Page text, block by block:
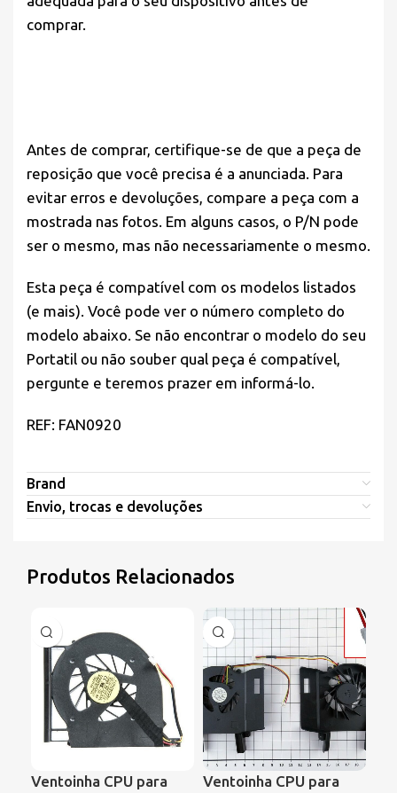
comprar.
Antes de comprar, certifique-se de que a peça de
reposição que você precisa é a anunciada. Para
evitar erros e devoluções, compare a peça com a
mostrada nas fotos. Em alguns casos, o P/N pode
ser o mesmo, mas não necessariamente o mesmo.
Esta peça é compatível com os modelos listados
(e mais). Você pode ver o número completo do
modelo abaixo. Se não encontrar o modelo do seu
Portatil ou não souber qual peça é compatível,
pergunte e teremos prazer em informá-lo.
REF: FAN0920
Brand
Envio, trocas e devoluções
Produtos Relacionados
Ventoinha CPU para
Ventoinha CPU para